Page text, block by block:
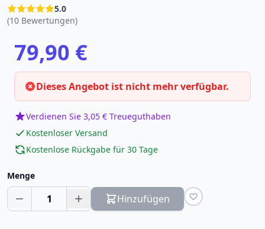
5.0
(10 Bewertungen)
79,90 €
Dieses Angebot ist nicht mehr verfügbar.
Verdienen Sie 3,05 € Treueguthaben
Kostenloser Versand
Kostenlose Rückgabe für 30 Tage
Menge
1 Hinzufügen